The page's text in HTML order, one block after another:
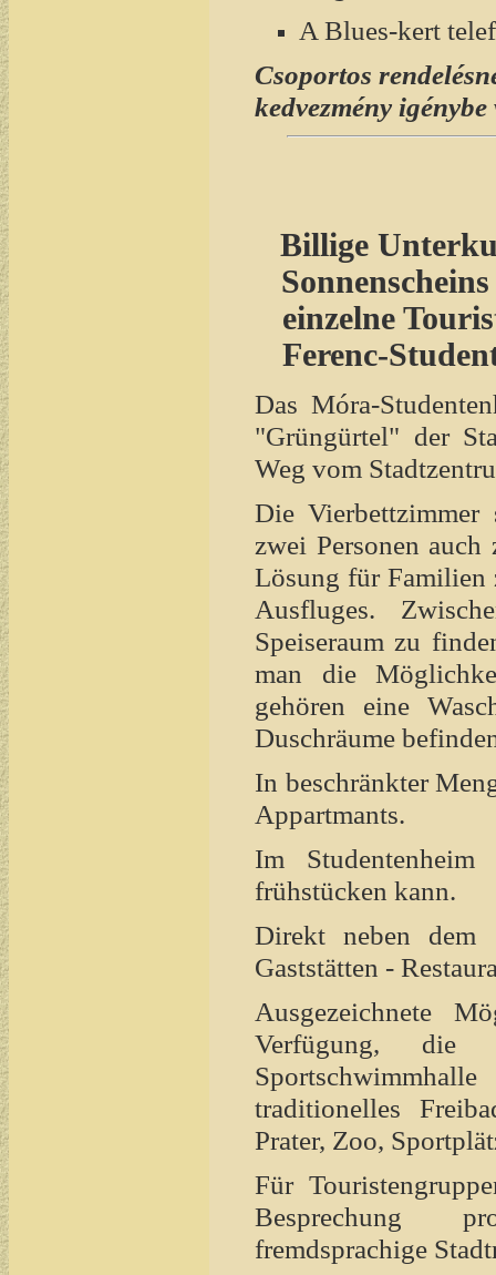
A Blues-kert
Csoportos
kedvezmény igénybe
Billige
einzelne
Ferenc-
Das Móra-
"Grüngürtel" der
Weg vom
Die
zwei Personen
Lösung für Familien
Ausfluges.
Speiseraum zu
man die
gehören eine
Duschräume
In beschränkter
Appartmants.
Im
frühstücken kann.
Direkt neben dem
Gaststätten -
Ausgezeichnete
Verfügung, die
traditionelles
Prater, Zoo,
Für
Besprechung
fremdsprachige